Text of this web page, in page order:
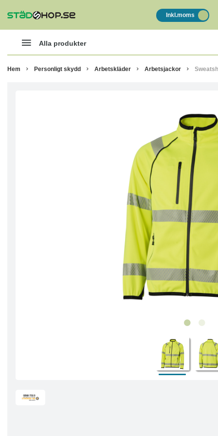
Inkl.moms
Alla produkter
Hem Personligt skydd Arbetskläder Arbetsjackor